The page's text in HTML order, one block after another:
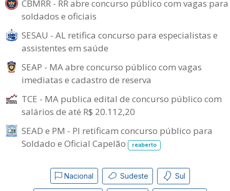
CBMRR - RR abre concurso público com vagas para
soldados e oficiais
SESAU - AL retifica concurso para especialistas e
assistentes em saúde
SEAP - MA abre concurso público com vagas
imediatas e cadastro de reserva
TCE - MA publica edital de concurso público com
salários de até R$ 20.112,20
SEAD e PM - PI retificam concurso público para
Soldado e Oficial Capelão
reaberto
Nacional Sudeste Sul